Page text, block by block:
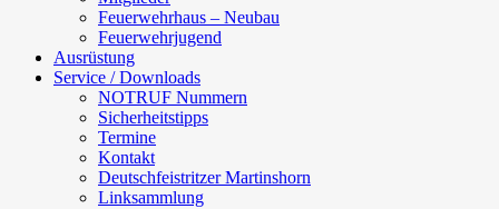
Feuerwehrhaus – Neubau
Feuerwehrjugend
Ausrüstung
Service / Downloads
NOTRUF Nummern
Sicherheitstipps
Termine
Kontakt
Deutschfeistritzer Martinshorn
Linksammlung